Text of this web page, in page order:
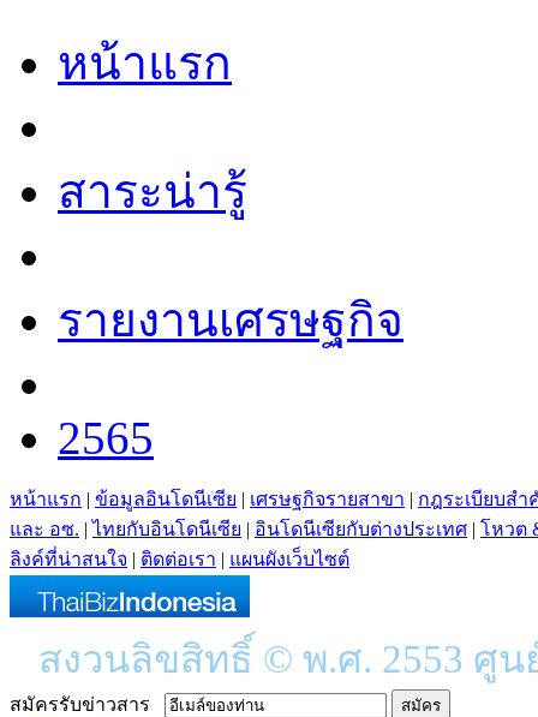
หน้าแรก
สาระน่ารู้
รายงานเศรษฐกิจ
2565
หน้าแรก | ข้อมูลอินโดนีเซีย | เศรษฐกิจรายสาขา | กฎระเบียบส
และ อซ. |ไทยกับอินโดนีเซีย | อินโดนีเซียกับต่างประเทศ | โหวต
ลิงค์ที่น่าสนใจ | ติดต่อเรา | แผนผังเว็บไซต์
สงวนลิขสิทธิ์ © พ.ศ. 2553 ศู
สมัครรับข่าวสาร